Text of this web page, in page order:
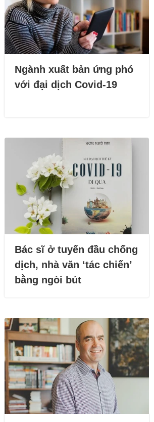
Ngành xuất bản ứng phó
với đại dịch Covid-19
Bác sĩ ở tuyến đầu chống
dịch, nhà văn ‘tác chiến’
bằng ngòi bút